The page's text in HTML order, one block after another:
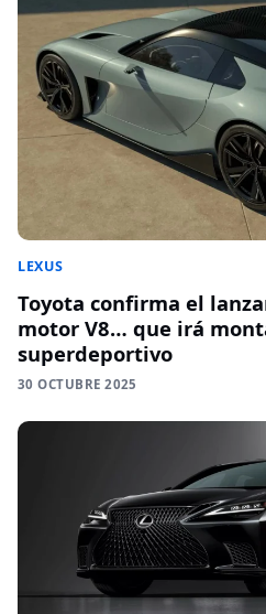
LEXUS
Toyota confirma el
motor V8… que irá
superdeportivo
30 OCTUBRE 2025